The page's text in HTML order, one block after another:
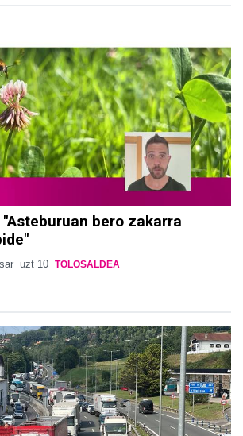
bero zakarra
uzt 10 TOLOSALDEA